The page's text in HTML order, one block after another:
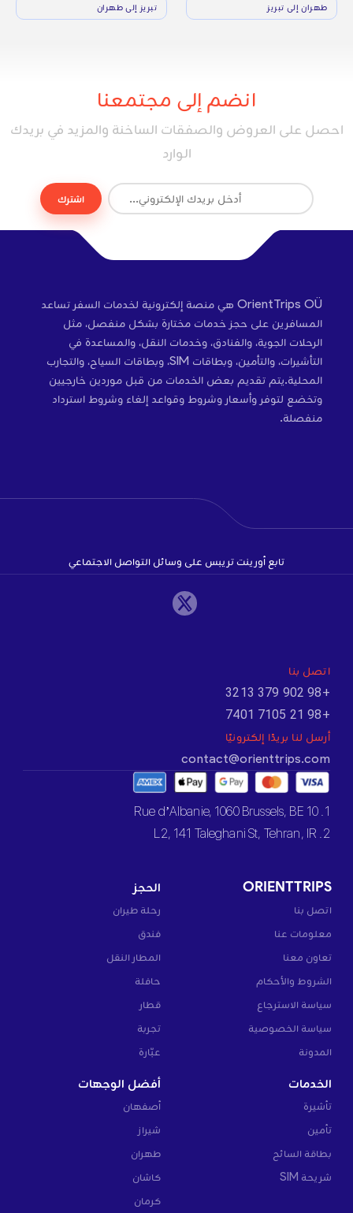
طهران إلى تبريز تبريز إلى طهران
انضم إلى مجتمعنا
احصل على العروض والصفقات الساخنة والمزيد في بريدك
الوارد
اشترك
OrientTrips OÜ هي منصة إلكترونية لخدمات السفر تساعد
المسافرين على حجز خدمات مختارة بشكل منفصل، مثل
الرحلات الجوية، والفنادق، وخدمات النقل، والمساعدة في
التأشيرات، والتأمين، وبطاقات SIM، وبطاقات السياح، والتجارب
المحلية.يتم تقديم بعض الخدمات من قبل موردين خارجيين
وتخضع لتوفر وأسعار وشروط وقواعد إلغاء وشروط استرداد
منفصلة.
تابع أورينت تريبس على وسائل التواصل الاجتماعي
اتصل بنا
+98 902 379 3213
+98 21 7105 7401
أرسل لنا بريدًا إلكترونيًا
contact@orienttrips.com
1. 10 Rue d’Albanie, 1060 Brussels, BE
2. L2, 141 Taleghani St, Tehran, IR
ORIENTTRIPS
اتصل بنا
معلومات عنا
تعاون معنا
الشروط والأحكام
سياسة الاسترجاع
سياسة الخصوصية
المدونة
الحجز
رحلة طيران
فندق
المطار النقل
حافلة
قطار
تجربة
عبّارة
الخدمات
تأشيرة
تأمين
بطاقة السائح
شريحة SIM
أفضل الوجهات
أصفهان
شيراز
طهران
كاشان
كرمان